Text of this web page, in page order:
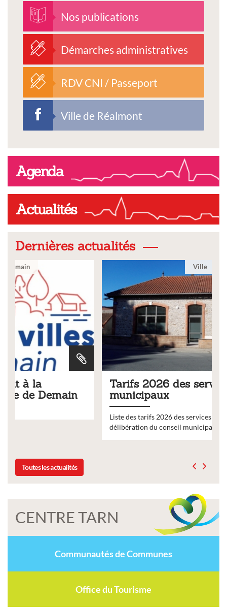
Nos publications
Démarches administratives
RDV CNI / Passeport
Ville de Réalmont
Agenda
Actualités
Dernières actualités
Tarifs 2026 des services
municipaux
Liste des tarifs 2026 des services municipaux,
délibération du conseil municipal du 19 décembre 2025
Toutes les actualités
CENTRE TARN
Communautés de Communes
Office du Tourisme